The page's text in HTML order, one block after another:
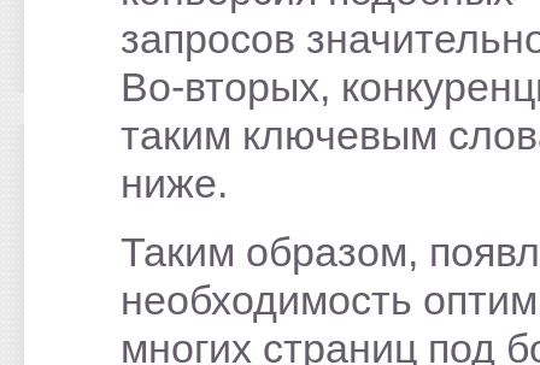
запросов
Во-вторых,
таким ключевым
ниже.
Таким образом,
необходимость
многих страниц под